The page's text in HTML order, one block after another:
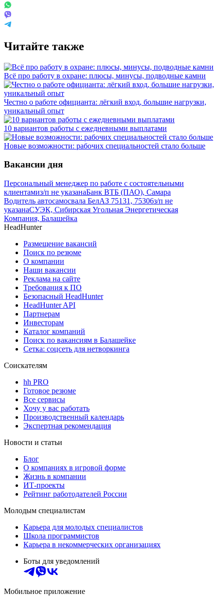
Читайте также
Всё про работу в охране: плюсы, минусы, подводные камни
Честно о работе официанта: лёгкий вход, большие нагрузки,
уникальный опыт
10 вариантов работы с ежедневными выплатами
Новые возможности: рабочих специальностей стало больше
Вакансии дня
Персональный менеджер по работе с состоятельными
клиентамиз/п не указанаБанк ВТБ (ПАО), Самара
Водитель автосамосвала БелАЗ 75131, 75306з/п не
указанаСУЭК, Сибирская Угольная Энергетическая
Компания, Балашейка
HeadHunter
Размещение вакансий
Поиск по резюме
О компании
Наши вакансии
Реклама на сайте
Требования к ПО
Безопасный HeadHunter
HeadHunter API
Партнерам
Инвесторам
Каталог компаний
Поиск по вакансиям в Балашейке
Сетка: соцсеть для нетворкинга
Соискателям
hh PRO
Готовое резюме
Все сервисы
Хочу у вас работать
Производственный календарь
Экспертная рекомендация
Новости и статьи
Блог
О компаниях в игровой форме
Жизнь в компании
ИТ-проекты
Рейтинг работодателей России
Молодым специалистам
Карьера для молодых специалистов
Школа программистов
Карьера в некоммерческих организациях
Боты для уведомлений
Мобильное приложение